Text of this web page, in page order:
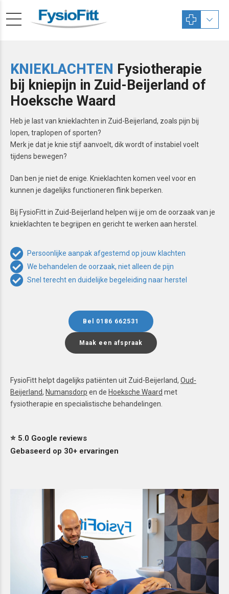
KNIEKLACHTEN Fysiotherapie
bij kniepijn in Zuid-Beijerland of
Hoeksche Waard
Heb je last van knieklachten in Zuid-Beijerland, zoals pijn bij
lopen, traplopen of sporten?
Merk je dat je knie stijf aanvoelt, dik wordt of instabiel voelt
tijdens bewegen?
Dan ben je niet de enige. Knieklachten komen veel voor en
kunnen je dagelijks functioneren flink beperken.
Bij FysioFitt in Zuid-Beijerland helpen wij je om de oorzaak van je
knieklachten te begrijpen en gericht te werken aan herstel.
Persoonlijke aanpak afgestemd op jouw klachten
We behandelen de oorzaak, niet alleen de pijn
Snel terecht en duidelijke begeleiding naar herstel
Bel 0186 662531
Maak een afspraak
FysioFitt helpt dagelijks patiënten uit Zuid-Beijerland, Oud-
Beijerland, Numansdorp en de Hoeksche Waard met
fysiotherapie en specialistische behandelingen.
⭐ 5.0 Google reviews
Gebaseerd op 30+ ervaringen